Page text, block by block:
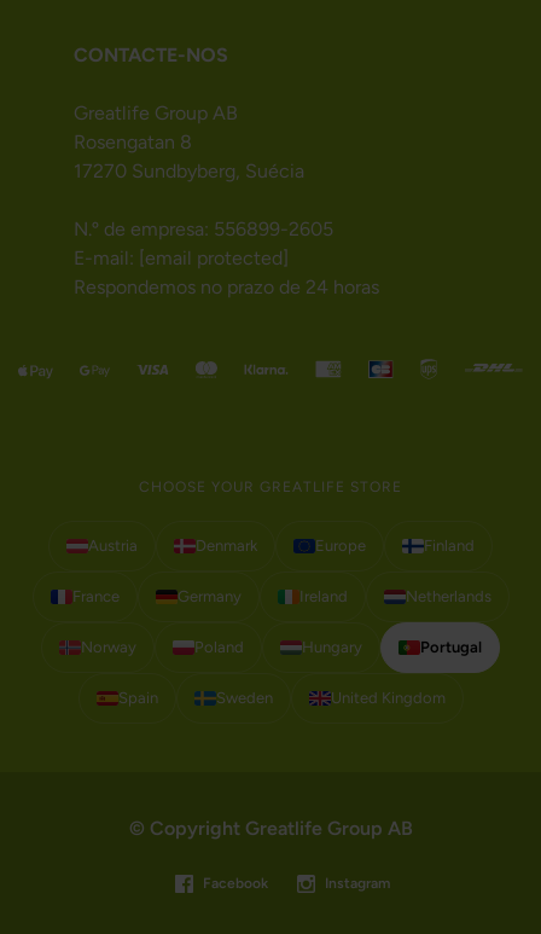
CONTACTE-NOS
Greatlife Group AB
Rosengatan 8
17270 Sundbyberg, Suécia
N.º de empresa: 556899-2605
E-mail: [email protected]
Respondemos no prazo de 24 horas
CHOOSE YOUR GREATLIFE STORE
Austria Denmark Europe Finland
France Germany Ireland Netherlands
Norway Poland Hungary Portugal
Spain Sweden United Kingdom
© Copyright Greatlife Group AB
Facebook Instagram